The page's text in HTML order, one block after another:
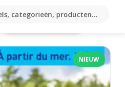
categorieën, producten...
NIEUW